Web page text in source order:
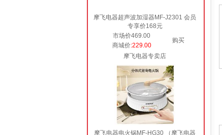
摩飞电器超声波加湿器MF-J2301 会员
专享价168元
市场价469.00
购买
商城价:229.00
摩飞电器专卖店
摩飞电器电火锅MF-HG30 （摩飞电器